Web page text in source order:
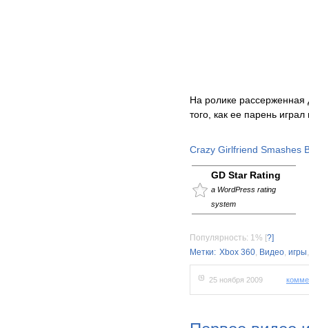
На ролике рассерженная
того, как ее парень
Crazy Girlfriend Smashes
GD Star Rating
a WordPress rating
system
Популярность: 1% [?]
Метки: Xbox 360, Видео, игры
25 ноября 2009